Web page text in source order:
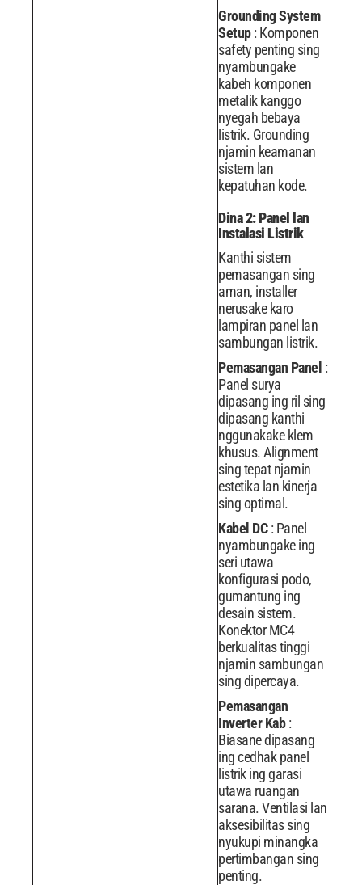
Grounding System
Setup: Komponen
safety penting sing
nyambungake
kabeh komponen
metalik kanggo
nyegah bebaya
listrik. Grounding
njamin keamanan
sistem lan
kepatuhan kode.
Dina 2: Panel lan
Instalasi Listrik
Kanthi sistem
pemasangan sing
aman, installer
nerusake karo
lampiran panel lan
sambungan listrik.
Pemasangan Panel :
Panel surya
dipasang ing ril sing
dipasang kanthi
nggunakake klem
khusus. Alignment
sing tepat njamin
estetika lan kinerja
sing optimal.
Kabel DC: Panel
nyambungake ing
seri utawa
konfigurasi podo,
gumantung ing
desain sistem.
Konektor MC4
berkualitas tinggi
njamin sambungan
sing dipercaya.
Pemasangan
Inverter Kab:
Biasane dipasang
ing cedhak panel
listrik ing garasi
utawa ruangan
sarana. Ventilasi lan
aksesibilitas sing
nyukupi minangka
pertimbangan sing
penting.